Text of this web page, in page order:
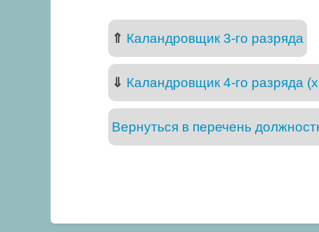
⇑ Каландровщик 3-го разряда
⇓ Каландровщик 4-го разряда
Вернуться в перечень